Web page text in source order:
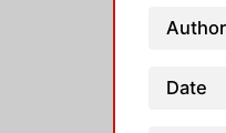
Author
Date